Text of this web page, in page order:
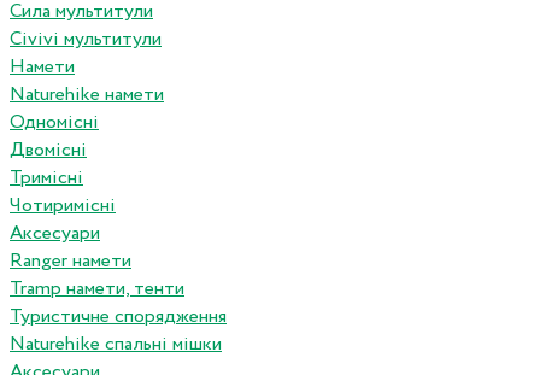
Сила мультитули
Civivi мультитули
Намети
Naturehike намети
Одномісні
Двомісні
Тримісні
Чотиримісні
Аксесуари
Ranger намети
Tramp намети, тенти
Туристичне спорядження
Naturehike спальні мішки